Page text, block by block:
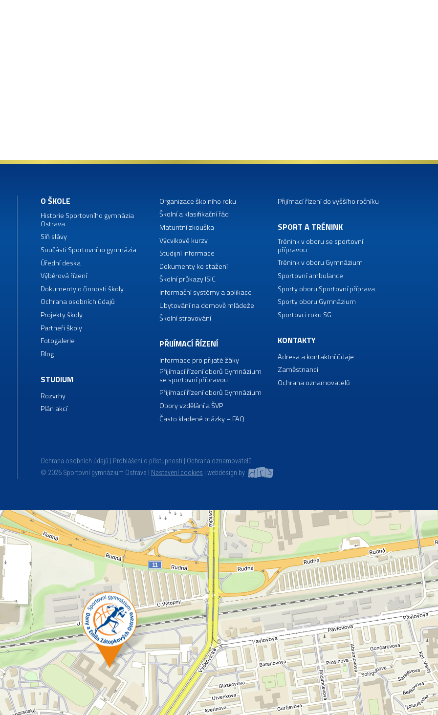
O ŠKOLE
Historie Sportovního gymnázia
Ostrava
Síň slávy
Součásti Sportovního gymnázia
Úřední deska
Výběrová řízení
Dokumenty o činnosti školy
Ochrana osobních údajů
Projekty školy
Partneři školy
Fotogalerie
Blog
STUDIUM
Rozvrhy
Plán akcí
Organizace školního roku
Školní a klasifikační řád
Maturitní zkouška
Výcvikové kurzy
Studijní informace
Dokumenty ke stažení
Školní průkazy ISIC
Informační systémy a aplikace
Ubytování na domově mládeže
Školní stravování
PŘIJÍMACÍ ŘÍZENÍ
Informace pro přijaté žáky
Přijímací řízení oborů Gymnázium
se sportovní přípravou
Přijímací řízení oborů Gymnázium
Obory vzdělání a ŠVP
Často kladené otázky – FAQ
Přijímací řízení do vyššího ročníku
SPORT A TRÉNINK
Trénink v oboru se sportovní
přípravou
Trénink v oboru Gymnázium
Sportovní ambulance
Sporty oboru Sportovní příprava
Sporty oboru Gymnázium
Sportovci roku SG
KONTAKTY
Adresa a kontaktní údaje
Zaměstnanci
Ochrana oznamovatelů
Ochrana osobních údajů Prohlášení o přístupnosti
Ochrana oznamovatelů
© 2026 Sportovní gymnázium Ostrava |
Nastavení cookies webdesign by